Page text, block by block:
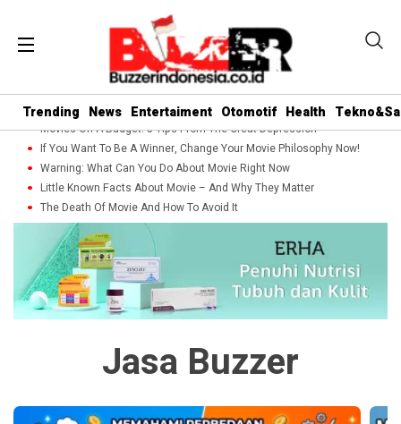
Trending News Entertaiment Otomotif Health
Movies On A Budget: 5 Tips From The Great Depression
If You Want To Be A Winner, Change Your Movie Philosophy Now!
Warning: What Can You Do About Movie Right Now
Little Known Facts About Movie – And Why They Matter
The Death Of Movie And How To Avoid It
Jasa Buzzer